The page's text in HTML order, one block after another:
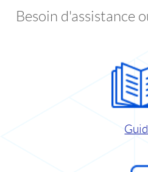
Besoin d'assistance